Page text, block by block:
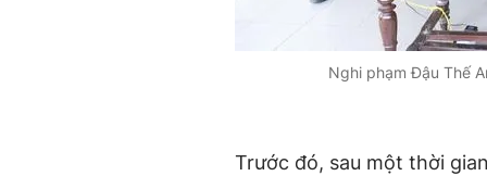
Nghi phạm Đậu Thế
Trước đó, sau một thời